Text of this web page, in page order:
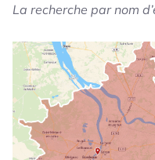
La recherche par nom